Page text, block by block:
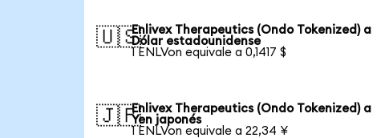
🇺🇸Enlivex Therapeutics (Ondo Tokenized) a
Dólar estadounidense
1 ENLVon equivale a 0,1417 $
🇯🇵Enlivex Therapeutics (Ondo Tokenized) a
Yen japonés
1 ENLVon equivale a 22,34 ¥